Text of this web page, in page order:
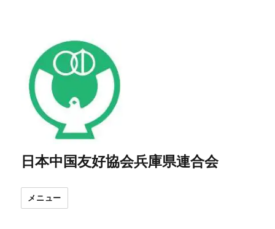
日本中国友好協会兵庫県連合会
メニュー